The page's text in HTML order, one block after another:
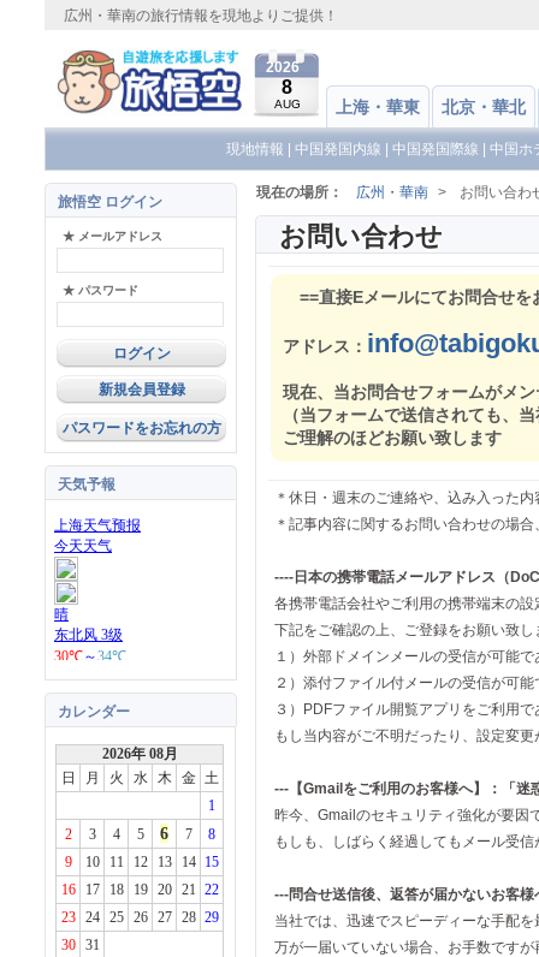
広州・華南の旅行情報を現地よりご提供！
2026
8
AUG 上海・華東 北京・華北
現地情報 中国発国内線 中国発国際線 中国ホ
旅悟空 ログイン
★ メールアドレス
★ パスワード
新規会員登録
パスワードをお忘れの方
天気予報
カレンダー
2026年 08月
日
月 火 水 木 金 土
1
2
3 4 5 6 7
8
9
10 11 12 13 14
15
16
17 18 19 20 21 22
23
24 25 26 27 28 29
30
31
現在の場所： 広州・華南 > お問い合わ
お問い合わせ
==直接Eメールにてお問合せを
アドレス：
現在、当お問合せフォームがメ
（当フォームで送信されても、
ご理解のほどお願い致します
＊休日・週末のご連絡や、込み入った
＊記事内容に関するお問い合わせの場
----日本の携帯電話メールアドレス（
各携帯電話会社やご利用の携帯端末の
下記をご確認の上、ご登録をお願い致し
１）外部ドメインメールの受信が可能で
２）添付ファイル付メールの受信が可能
３）PDFファイル開覧アプリをご利用で
もし当内容がご不明だったり、設定変
---【Gmailをご利用のお客様へ】：「迷
昨今、Gmailのセキュリティ強化が要因
もしも、しばらく経過してもメール受
---問合せ送信後、返答が届かないお客様
当社では、迅速でスピーディーな手配
万が一届いていない場合、お手数です